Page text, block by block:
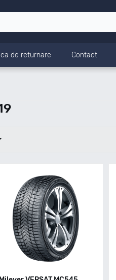
de returnare Contact